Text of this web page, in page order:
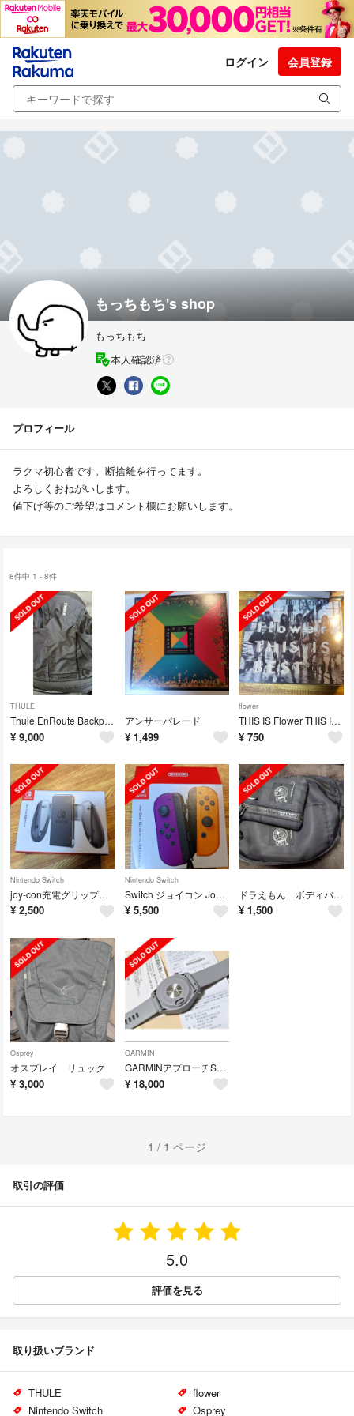
ログイン 会員登録
もっちもち's shop
もっちもち
本人確認済
プロフィール
ラクマ初心者です。断捨離を行ってます。
よろしくおねがいします。
値下げ等のご希望はコメント欄にお願いします。
8件中 1 - 8件
THULE
Thule EnRoute Backpack 30L
¥ 9,000
アンサーパレード
¥ 1,499
flower
THIS IS Flower THIS IS BEST（Blu-ray Disc
¥ 750
Nintendo Switch
joy-con充電グリップ switch
¥ 2,500
Nintendo Switch
Switch ジョイコン Joy-Con ネオンパープル/ネオンオレンジ
¥ 5,500
ドラえもん ボディバック
¥ 1,500
Osprey
オスプレイ リュック
¥ 3,000
GARMIN
GARMINアプローチS40GPSゴルフナビ距離計
¥ 18,000
1 / 1 ページ
取引の評価
5.0
評価を見る
取り扱いブランド
THULE
flower
Nintendo Switch
Osprey